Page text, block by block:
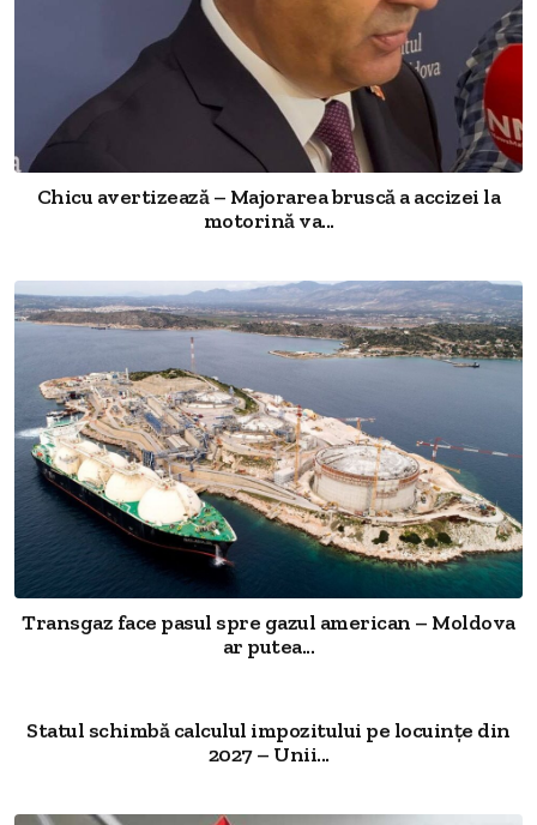
Chicu avertizează – Majorarea bruscă a accizei la
motorină va...
Transgaz face pasul spre gazul american – Moldova
ar putea...
Statul schimbă calculul impozitului pe locuințe din
2027 – Unii...